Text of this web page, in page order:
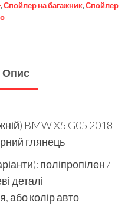
, Спойлер на багажник, Спойлер
Опис
BMW X5 G05 2018+
глянець
поліпропілен /
деталі
або колір авто